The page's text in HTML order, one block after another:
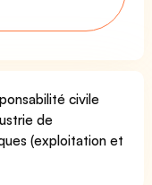
civile
de
(exploitation et